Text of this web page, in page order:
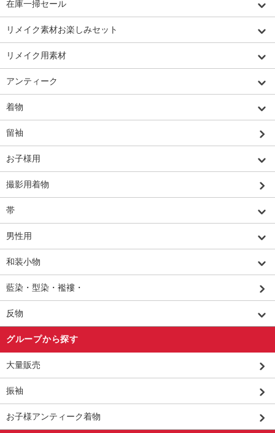
在庫一掃セール
リメイク素材お楽しみセット
リメイク用素材
アンティーク
着物
留袖
お子様用
撮影用着物
帯
男性用
和装小物
藍染・型染・襤褸・
反物
グループから探す
大量販売
振袖
お子様アンティーク着物